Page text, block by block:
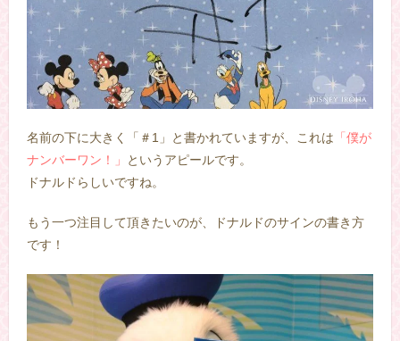
名前の下に大きく「＃1」と書かれていますが、これは 「僕が
ナンバーワン！」
というアピールです。
ドナルドらしいですね。
もう一つ注目して頂きたいのが、ドナルドのサインの書き方
です！